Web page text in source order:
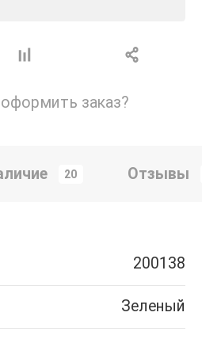
оформить заказ?
20 Отзывы
200138
Зеленый